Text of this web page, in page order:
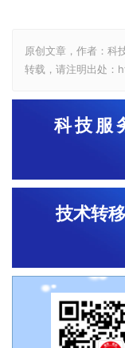
原创文章，作者：科
转载，请注明出处
科技服
技术转